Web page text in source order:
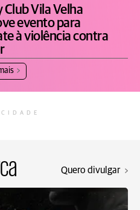
Club Vila Velha
evento para
à violência contra
Quero divulgar